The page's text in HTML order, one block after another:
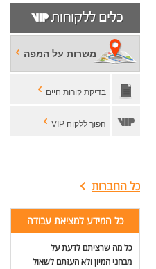
משרות על המפה
בדיקת קורות חיים
הפוך ללקוח VIP
כל החברות
כל המידע למציאת עבודה
כל מה שרציתם לדעת על
מבחני המיון ולא העזתם לשאול